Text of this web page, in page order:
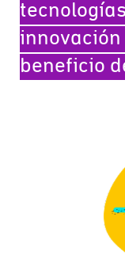
beneficio